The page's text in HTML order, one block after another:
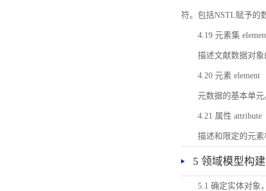
符。包括NSTL赋予的
4.19 元素集
描述文献数据对
4.20 元素 element
元数据的基本单元
4.21 属性 attribute
描述和限定的元
5 领域模型构建
5.1 确定实体对象